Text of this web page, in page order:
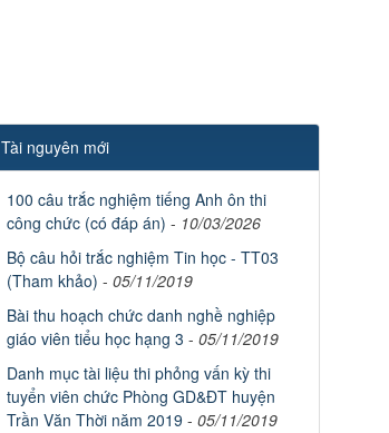
Tài nguyên mới
100 câu trắc nghiệm tiếng Anh ôn thi
công chức (có đáp án) - 10/03/2026
Bộ câu hỏi trắc nghiệm Tin học - TT03
(Tham khảo) - 05/11/2019
Bài thu hoạch chức danh nghề nghiệp
giáo viên tiểu học hạng 3 - 05/11/2019
Danh mục tài liệu thi phỏng vấn kỳ thi
tuyển viên chức Phòng GD&ĐT huyện
Trần Văn Thời năm 2019 - 05/11/2019